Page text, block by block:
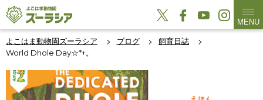
MENU
よこはま動物園ズーラシア ブログ
飼育日誌
World Dhole Day☆*+。